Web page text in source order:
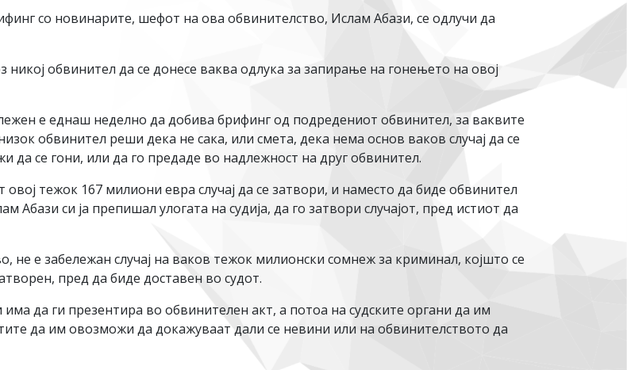
со новинарите, шефот на ова обвинителство, Ислам Абази, се одлучи да
обвинител да се донесе ваква одлука за запирање на гонењето на овој
е еднаш неделно да добива брифинг од подредениот обвинител, за ваквите
обвинител реши дека не сака, или смета, дека нема основ ваков случај да се
да се гони, или да го предаде во надлежност на друг обвинител.
тежок 167 милиони евра случај да се затвори, и наместо да биде обвинител
Абази си ја препишал улогата на судија, да го затвори случајот, пред истиот да
не е забележан случај на ваков тежок милионски сомнеж за криминал, којшто се
пред да биде доставен во судот.
да ги презентира во обвинителен акт, а потоа на судските органи да им
да им овозможи да докажуваат дали се невини или на обвинителството да